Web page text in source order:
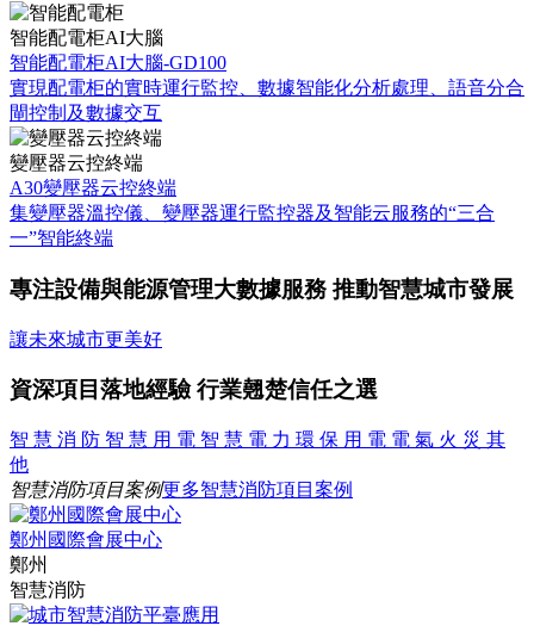
智能配電柜AI大腦
智能配電柜AI大腦-GD100
實現配電柜的實時運行監控、數據智能化分析處理、語音分合
閘控制及數據交互
變壓器云控終端
A30變壓器云控終端
集變壓器溫控儀、變壓器運行監控器及智能云服務的“三合
一”智能終端
專注設備與能源管理大數據服務 推動智慧城市發展
讓未來城市更美好
資深項目落地經驗 行業翹楚信任之選
智 慧 消 防 智 慧 用 電 智 慧 電 力 環 保 用 電 電 氣 火 災 其
他
智慧消防項目案例更多智慧消防項目案例
鄭州國際會展中心
鄭州
智慧消防